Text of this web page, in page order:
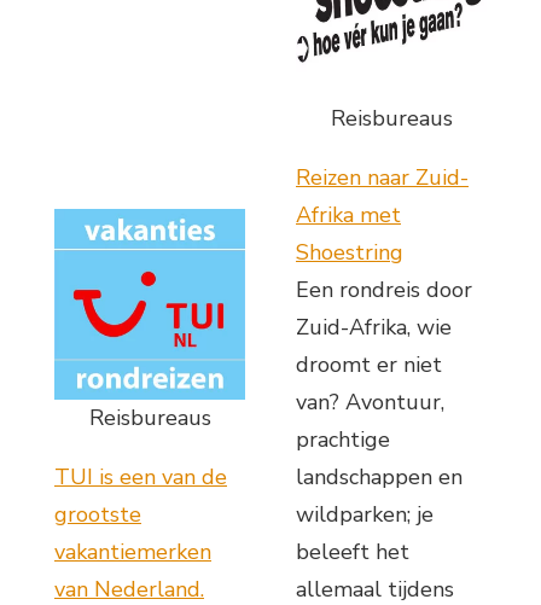
Reisbureaus
TUI is een van de
grootste
vakantiemerken
van Nederland.
Reisbureaus
Reizen naar Zuid-
Afrika met
Shoestring
Een rondreis door
Zuid-Afrika, wie
droomt er niet
van? Avontuur,
prachtige
landschappen en
wildparken; je
beleeft het
allemaal tijdens